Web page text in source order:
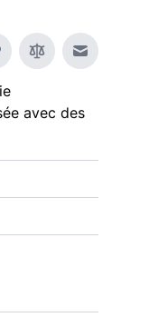
Envoyer
avec des